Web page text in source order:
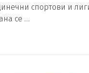
спортови и
се …